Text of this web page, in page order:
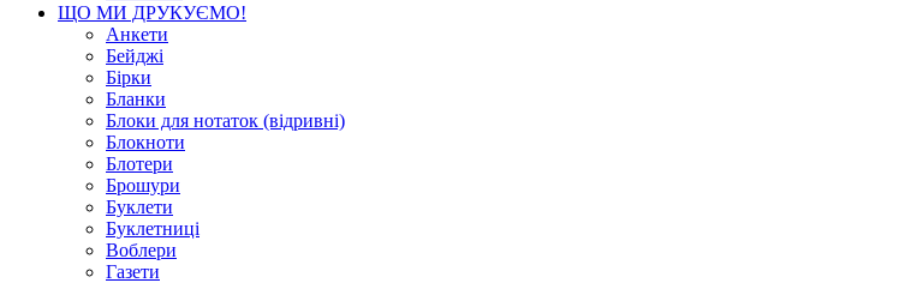
ЩО МИ ДРУКУЄМО!
Анкети
Бейджі
Бірки
Бланки
Блоки для нотаток (відривні)
Блокноти
Блотери
Брошури
Буклети
Буклетниці
Воблери
Газети